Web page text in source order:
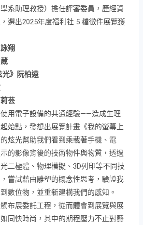
系助理教授）擔任評審委員，歷經資
選出2025年度福利社 5 檔徵件展覽獲
翔
光》阮柏遠
芸
用電子設備的共通經驗——造成生理
始點，發想出展覽計畫《我的螢幕上
炫光幫助我們看到乘載著手機、電
的影像背後的技術物件與物質，透過
二極體、物理模擬、3D列印等不同技
嘗試藉由雕塑的概念性思考，驗證我
數位物，並重新建構我們的感知。
布展委託工程，從而體會到展覽與展
同快時尚，其中的期程壓力不止對藝